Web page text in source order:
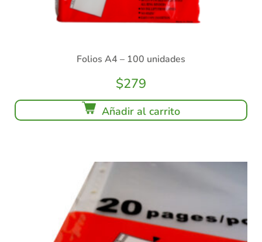
Folios A4 – 100 unidades
$279
Añadir al carrito